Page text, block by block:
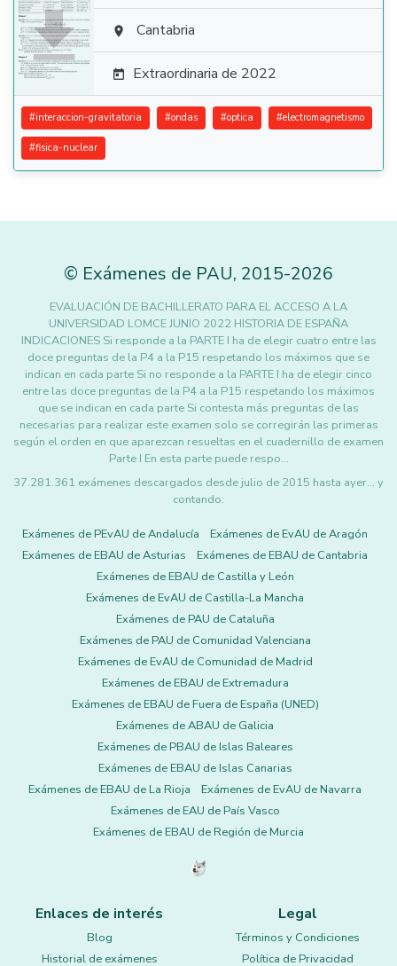
  Cantabria
 Extraordinaria de 2022
#interaccion-gravitatoria #ondas #optica #electromagnetismo
#fisica-nuclear
© Exámenes de PAU, 2015-2026
EVALUACIÓN DE BACHILLERATO PARA EL ACCESO A LA
UNIVERSIDAD LOMCE JUNIO 2022 HISTORIA DE ESPAÑA
INDICACIONES Si responde a la PARTE I ha de elegir cuatro entre las
doce preguntas de la P4 a la P15 respetando los máximos que se
indican en cada parte Si no responde a la PARTE I ha de elegir cinco
entre las doce preguntas de la P4 a la P15 respetando los máximos
que se indican en cada parte Si contesta más preguntas de las
necesarias para realizar este examen solo se corregirán las primeras
según el orden en que aparezcan resueltas en el cuadernillo de examen
Parte I En esta parte puede respo…
37.281.361 exámenes descargados desde julio de 2015 hasta ayer... y
contando.
Exámenes de PEvAU de Andalucía
Exámenes de EvAU de Aragón
Exámenes de EBAU de Asturias
Exámenes de EBAU de Cantabria
Exámenes de EBAU de Castilla y León
Exámenes de EvAU de Castilla-La Mancha
Exámenes de PAU de Cataluña
Exámenes de PAU de Comunidad Valenciana
Exámenes de EvAU de Comunidad de Madrid
Exámenes de EBAU de Extremadura
Exámenes de EBAU de Fuera de España (UNED)
Exámenes de ABAU de Galicia
Exámenes de PBAU de Islas Baleares
Exámenes de EBAU de Islas Canarias
Exámenes de EBAU de La Rioja
Exámenes de EvAU de Navarra
Exámenes de EAU de País Vasco
Exámenes de EBAU de Región de Murcia
Enlaces de interés
Blog
Historial de exámenes
Legal
Términos y Condiciones
Política de Privacidad